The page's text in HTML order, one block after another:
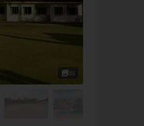
35